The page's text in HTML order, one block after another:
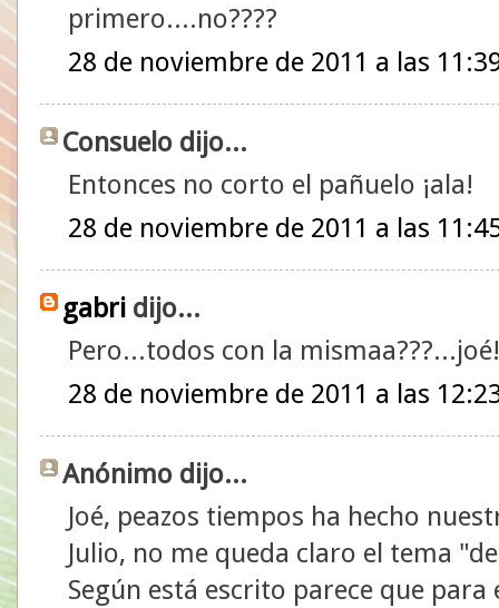
primero....no????
28 de noviembre de 2011 a las
Consuelo dijo...
Entonces no corto el pañuelo ¡ala!
28 de noviembre de 2011 a las
gabri dijo...
Pero...todos con la
28 de noviembre de 2011 a las
Anónimo dijo...
Joé, peazos tiempos ha hecho
Julio, no me queda claro el tema
Según está escrito parece que